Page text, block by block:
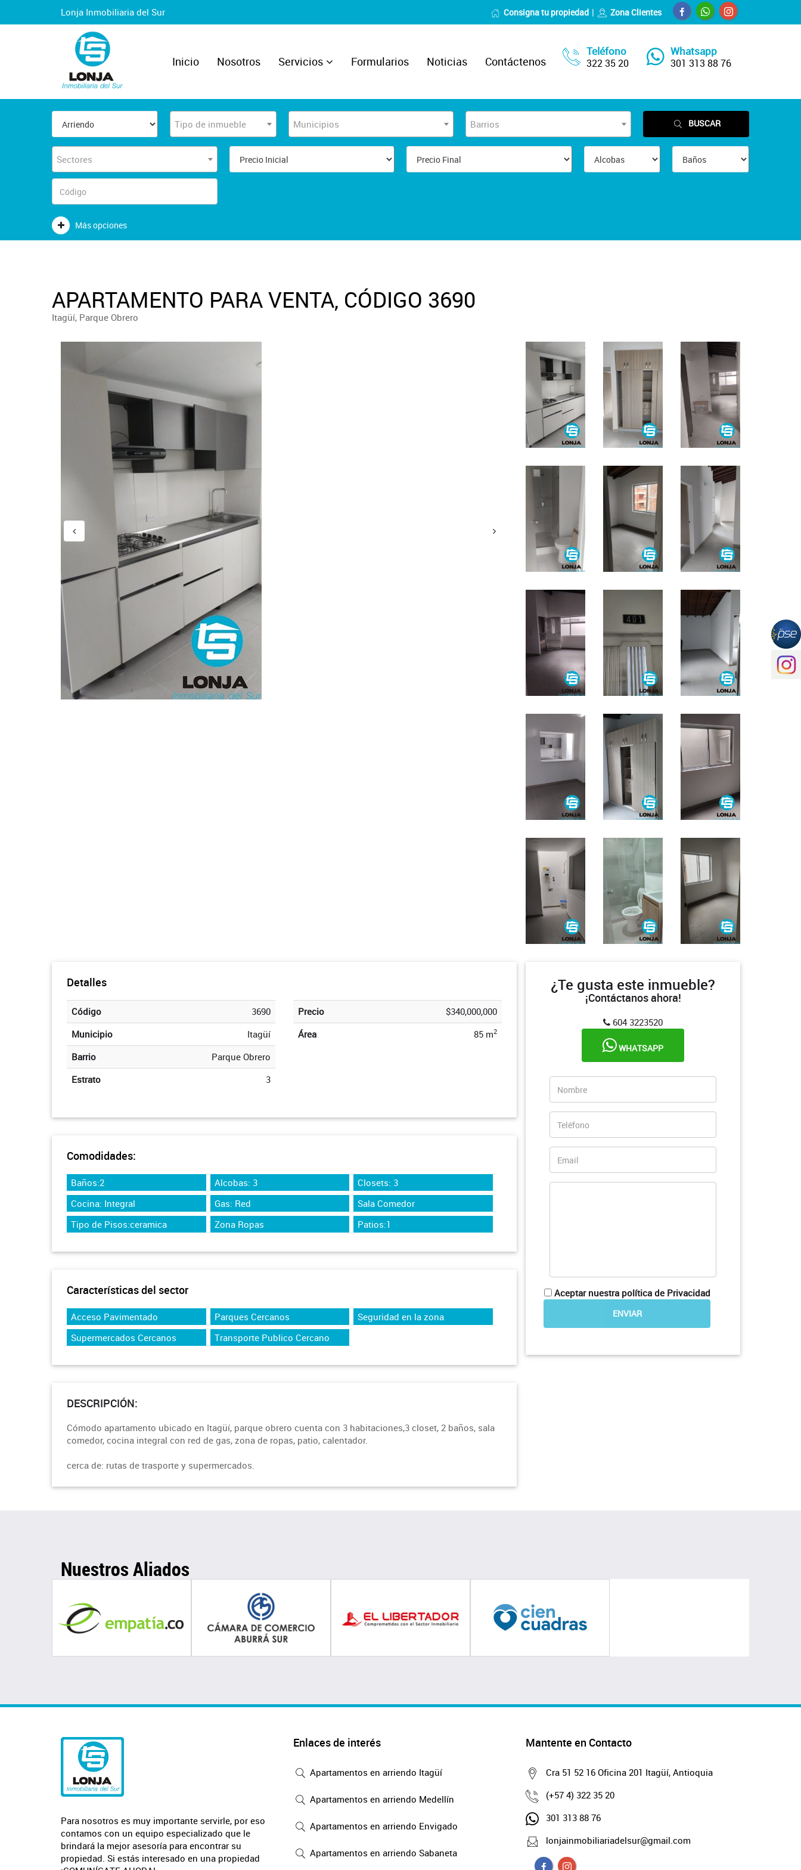
Lonja Inmobiliaria del Sur Consigna tu propiedad Zona Clientes
Teléfono
322 35 20
Whatsapp
301 313 88 76
Inicio Nosotros Servicios Formularios Noticias Contáctenos
Tipo de inmueble Municipios Barrios BUSCAR
Sectores
Más opciones
APARTAMENTO PARA VENTA, CÓDIGO 3690
Itagüí, Parque Obrero
Detalles
Código
3690
Municipio
Itagüí
Barrio
Parque Obrero
Estrato
3
Precio
$340,000,000
Área
85 m2
Comodidades:
Baños:2 Alcobas: 3
Closets: 3
Cocina: Integral
Gas: Red
Sala Comedor
Tipo de Pisos:ceramica
Zona Ropas Patios:1
Características del sector
Acceso Pavimentado Parques Cercanos
Seguridad en la zona
Supermercados Cercanos
Transporte Publico Cercano
DESCRIPCIÓN:
Cómodo apartamento ubicado en Itagüí, parque obrero cuenta con 3 habitaciones,3 closet, 2 baños, sala
comedor, cocina integral con red de gas, zona de ropas, patio, calentador.
cerca de: rutas de trasporte y supermercados.
¿Te gusta este inmueble?
¡Contáctanos ahora!
604 3223520
WHATSAPP
Aceptar nuestra política de Privacidad
Nuestros Aliados
Para nosotros es muy importante servirle, por eso
contamos con un equipo especializado que le
brindará la mejor asesoría para encontrar su
propiedad. Si estás interesado en una propiedad
Enlaces de interés
Apartamentos en arriendo Itagüí
Apartamentos en arriendo Medellín
Apartamentos en arriendo Envigado
Apartamentos en arriendo Sabaneta
Mantente en Contacto
Cra 51 52 16 Oficina 201 Itagüí, Antioquia
(+57 4) 322 35 20
301 313 88 76
lonjainmobiliariadelsur@gmail.com